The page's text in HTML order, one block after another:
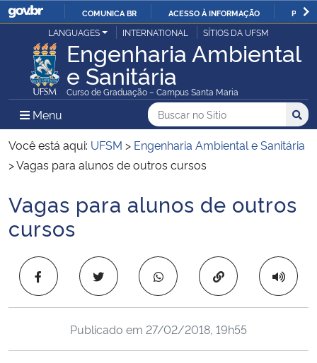
IR
PARA
O
CONTEÚDO
COMUNICA BR ACESSO À INFORMAÇÃO
Ministério da Justiça e Segurança Pública
Ministério da Defesa
Ministério das Relações Exteriores
Ministério da Infraestrutura
Ministério da Educação
Ministério da Cidadania
LANGUAGES INTERNATIONAL SÍTIOS DA UFSM
Engenharia Ambiental
e Sanitária
Curso de Graduação – Campus Santa Maria
Menu Menu Principal do Sítio
Busca
Buscar no no Sítio
Busca:
Você está aqui: UFSM > Engenharia Ambiental e Sanitária
>Vagas para alunos de outros cursos
Início do conteúdo
Vagas para alunos de outros
cursos
Copiar para área
Publicado em 27/02/2018, 19h55